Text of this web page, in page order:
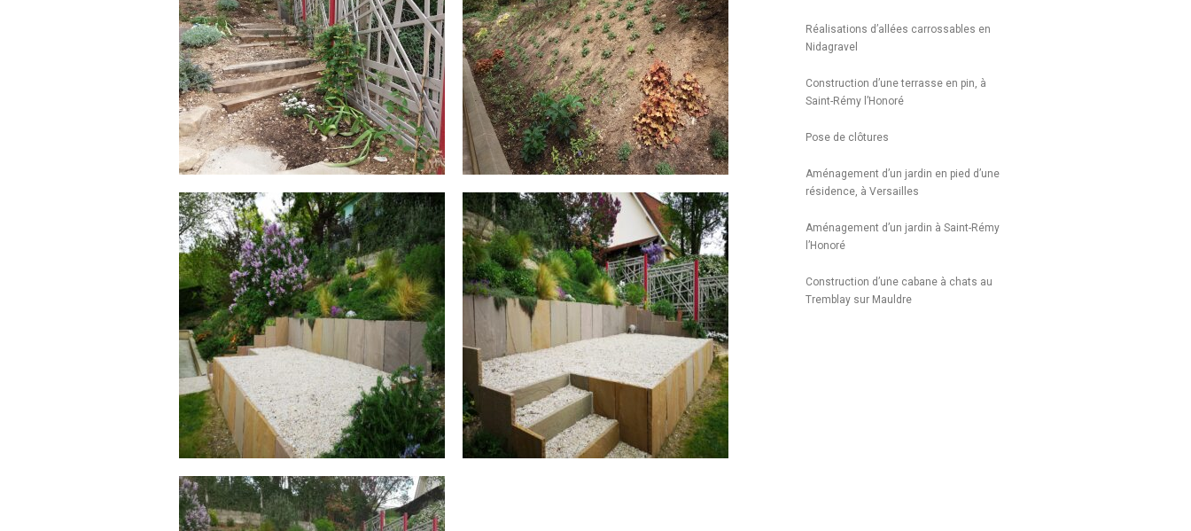
Réalisations d’allées carrossables en
Nidagravel
Construction d’une terrasse en pin, à
Saint-Rémy l’Honoré
Pose de clôtures
Aménagement d’un jardin en pied d’une
résidence, à Versailles
Aménagement d’un jardin à Saint-Rémy
l’Honoré
Construction d’une cabane à chats au
Tremblay sur Mauldre